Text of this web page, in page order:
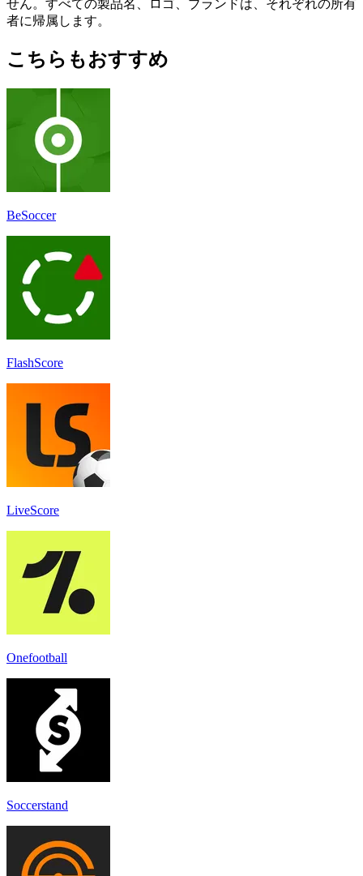
せん。すべての製品名、ロゴ、ブランドは、それぞれの所有
者に帰属します。
こちらもおすすめ
BeSoccer
FlashScore
LiveScore
Onefootball
Soccerstand